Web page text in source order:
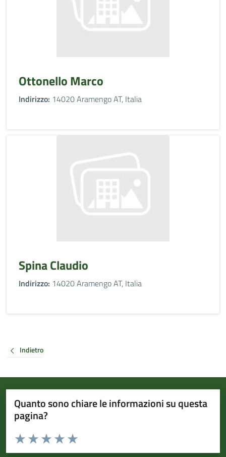
Ottonello Marco
Indirizzo: 14020 Aramengo AT, Italia
Spina Claudio
Indirizzo: 14020 Aramengo AT, Italia
Indietro
Quanto sono chiare le informazioni su questa
pagina?
Valuta da 1 a 5 stelle la pagina
Valuta 5 stelle su 5
Valuta 4 stelle su 5
Valuta 3 stelle su 5
Valuta 2 stelle su 5
Valuta 1 stelle su 5